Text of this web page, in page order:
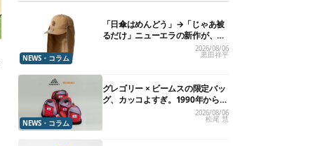
NEWS・コラム
「日傘はめんどう」→「じゃあ被
るだけ」ニューエラの新作が、真
2026/08/06
黒田祥平
NEWS・コラム
グレゴリー × ビームスの限定バッ
グ、カッコよすぎ。1990年から“3
年のみ使用”されていた、紫タグ
2026/08/06
松尾 慧